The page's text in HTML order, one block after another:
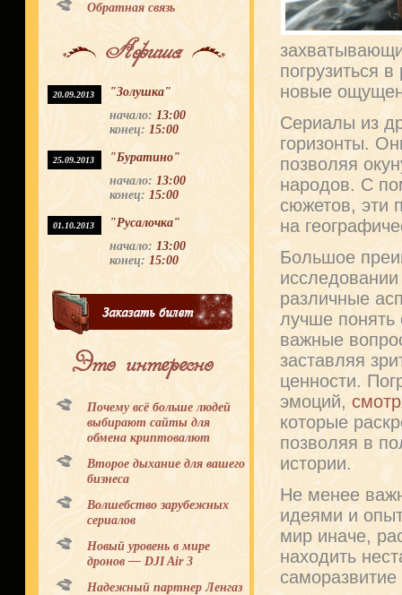
Обратная связь
Афиша
20.09.2013
"Золушка"
начало:13:00
конец:15:00
25.09.2013
"Буратино"
начало:13:00
конец:15:00
01.10.2013
"Русалочка"
начало:13:00
конец:15:00
Это интересно
Почему всё больше людей
выбирают сайты для
обмена криптовалют
Второе дыхание для вашего
бизнеса
Волшебство зарубежных
сериалов
Новый уровень в мире
дронов — DJI Air 3
Надежный партнер Ленгаз
погрузиться
новые
Сериалы из
горизонты.
позволяя
народов. С
сюжетов, эти
на
Большое
различные
лучше
важные
заставляя
ценности.
эмоций,
которые
позволяя в
истории.
Не менее
идеями и
мир иначе,
находить